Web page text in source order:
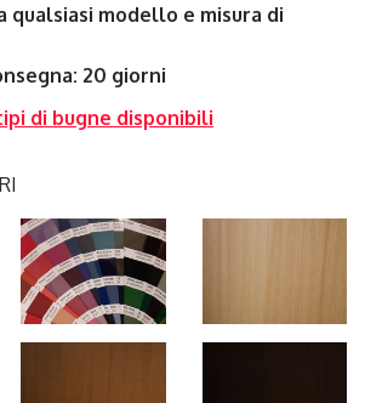
qualsiasi modello e misura di
20 giorni
di bugne disponibili